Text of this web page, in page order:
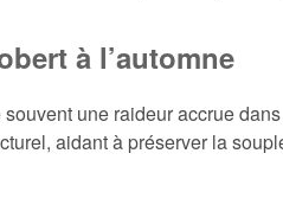
à l’automne
une raideur accrue
aidant à préserver la